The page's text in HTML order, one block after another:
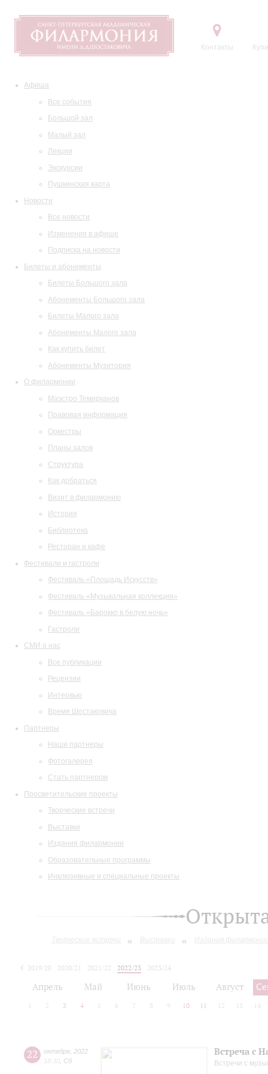
Контакты
Афиша
Все события
Большой зал
Малый зал
Лекции
Экскурсии
Пушкинская карта
Новости
Все новости
Изменения в афише
Подписка на новости
Билеты и абонементы
Билеты Большого зала
Абонементы Большого зала
Билеты Малого зала
Абонементы Малого зала
Как купить билет
Абонементы Музитория
О филармонии
Маэстро Темирканов
Правовая информация
Оркестры
Планы залов
Структура
Как добраться
Визит в филармонию
История
Библиотека
Ресторан и кафе
Фестивали и гастроли
Фестиваль «Площадь Искусств»
Фестиваль «Музыкальная коллекция»
Фестиваль «Барокко в белую ночь»
Гастроли
СМИ о нас
Все публикации
Рецензии
Интервью
Время Шостаковича
Партнеры
Наши партнеры
Фотогалерея
Стать партнером
Просветительские проекты
Творческие встречи
Выставки
Издания филармонии
Образовательные программы
Инклюзивные и специальные проекты
Творческие встречи Выставки Издания
2019/20 2020/21 2021/22 2022/23
2023/24
Апрель Май Июнь Июль Август
2 3 4 5 6 7 8 9 10 11 12 13 14
22 октября 2022
18:30 Сб
Встреча с
Встречи с